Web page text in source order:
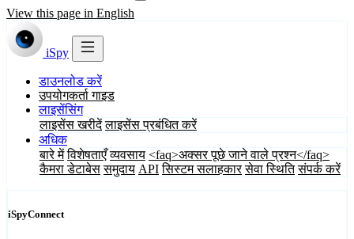
View this page in English
iSpy
डाउनलोड करें
उपयोगकर्ता गाइड
लाइसेंसिंग
लाइसेंस खरीदें लाइसेंस प्रबंधित करें
अधिक
बारे में विशेषताएँ व्यवसाय <faq>अक्सर पूछे जाने वाले प्रश्न</faq>
कैमरा डेटाबेस समुदाय API सिस्टम सलाहकार सेवा स्थिति संपर्क करें
iSpyConnect